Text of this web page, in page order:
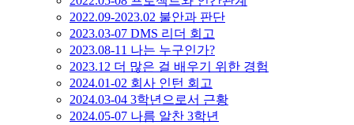
2022.09-2023.02 불안과 판단
2023.03-07 DMS 리더 회고
2023.08-11 나는 누구인가?
2023.12 더 많은 걸 배우기 위한 경험
2024.01-02 회사 인턴 회고
2024.03-04 3학년으로서 근황
2024.05-07 나름 알찬 3학년